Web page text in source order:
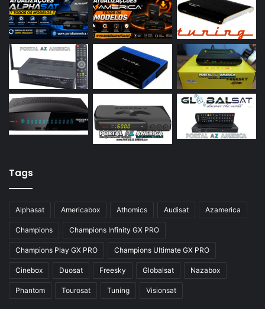
Azamerica S2015
Azamerica S922
Azamerica S922 Mini
Azamerica S928
Azamerica Silver
Azamerica Silver GX PRO
Azamerica Silver IPTV
Azbox Like
Azfox
Azgold
Azplus
Azsat
Tags
Alphasat Americabox Athomics Audisat Azamerica
Champions Champions Infinity GX PRO
Champions Play GX PRO Champions Ultimate GX PRO
Cinebox Duosat Freesky Globalsat Nazabox
Phantom Tourosat Tuning Visionsat